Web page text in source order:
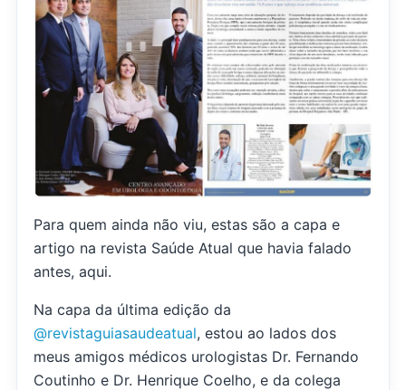
Para quem ainda não viu, estas são a capa e
artigo na revista Saúde Atual que havia falado
antes, aqui.
Na capa da última edição da
@revistaguiasaudeatual, estou ao lados dos
meus amigos médicos urologistas Dr. Fernando
Coutinho e Dr. Henrique Coelho, e da colega